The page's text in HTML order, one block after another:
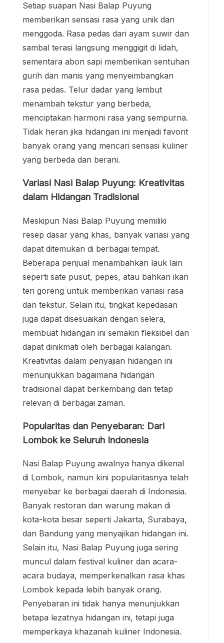
Setiap suapan Nasi Balap Puyung
memberikan sensasi rasa yang unik dan
menggoda. Rasa pedas dari ayam suwir dan
sambal terasi langsung menggigit di lidah,
sementara abon sapi memberikan sentuhan
gurih dan manis yang menyeimbangkan
rasa pedas. Telur dadar yang lembut
menambah tekstur yang berbeda,
menciptakan harmoni rasa yang sempurna.
Tidak heran jika hidangan ini menjadi favorit
banyak orang yang mencari sensasi kuliner
yang berbeda dan berani.
Variasi Nasi Balap Puyung: Kreativitas
dalam Hidangan Tradisional
Meskipun Nasi Balap Puyung memiliki
resep dasar yang khas, banyak variasi yang
dapat ditemukan di berbagai tempat.
Beberapa penjual menambahkan lauk lain
seperti sate pusut, pepes, atau bahkan ikan
teri goreng untuk memberikan variasi rasa
dan tekstur. Selain itu, tingkat kepedasan
juga dapat disesuaikan dengan selera,
membuat hidangan ini semakin fleksibel dan
dapat dinikmati oleh berbagai kalangan.
Kreativitas dalam penyajian hidangan ini
menunjukkan bagaimana hidangan
tradisional dapat berkembang dan tetap
relevan di berbagai zaman.
Popularitas dan Penyebaran: Dari
Lombok ke Seluruh Indonesia
Nasi Balap Puyung awalnya hanya dikenal
di Lombok, namun kini popularitasnya telah
menyebar ke berbagai daerah di Indonesia.
Banyak restoran dan warung makan di
kota-kota besar seperti Jakarta, Surabaya,
dan Bandung yang menyajikan hidangan ini.
Selain itu, Nasi Balap Puyung juga sering
muncul dalam festival kuliner dan acara-
acara budaya, memperkenalkan rasa khas
Lombok kepada lebih banyak orang.
Penyebaran ini tidak hanya menunjukkan
betapa lezatnya hidangan ini, tetapi juga
memperkaya khazanah kuliner Indonesia.